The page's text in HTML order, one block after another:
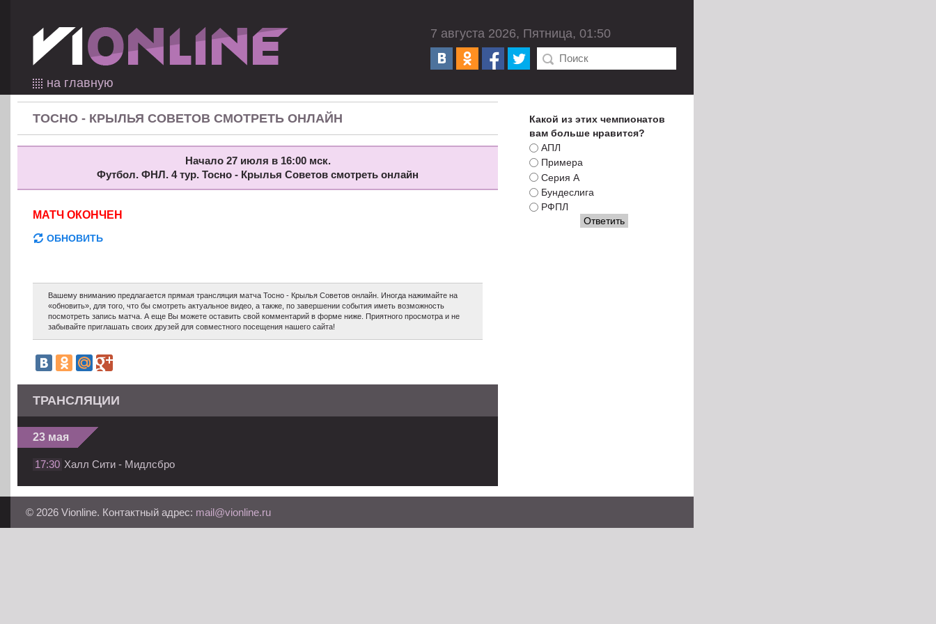
на главную
7 августа 2026, Пятница, 01:50
ТОСНО - КРЫЛЬЯ СОВЕТОВ СМОТРЕТЬ ОНЛАЙН
Начало 27 июля в 16:00 мск.
Футбол. ФНЛ. 4 тур. Тосно - Крылья Советов смотреть онлайн
МАТЧ ОКОНЧЕН
ОБНОВИТЬ
Вашему вниманию предлагается прямая трансляция матча Тосно - Крылья Советов онлайн. Иногда нажимайте на
«обновить», для того, что бы смотреть актуальное видео, а также, по завершении события иметь возможность
посмотреть запись матча. А еще Вы можете оставить свой комментарий в форме ниже. Приятного просмотра и не
забывайте приглашать своих друзей для совместного посещения нашего сайта!
ТРАНСЛЯЦИИ
23 мая
17:30 Халл Сити - Мидлсбро
Какой из этих чемпионатов
вам больше нравится?
АПЛ
Примера
Серия А
Бундеслига
РФПЛ
© 2026 Vionline. Контактный адрес: mail@vionline.ru